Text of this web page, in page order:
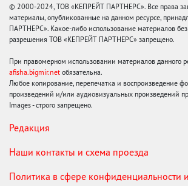
© 2000-2024, ТОВ «КЕПРЕЙТ ПАРТНЕРС». Все права
материалы, опубликованные на данном ресурсе,
ПАРТНЕРС». Какое-либо использование материалов
разрешения ТОВ «КЕПРЕЙТ ПАРТНЕРС» запрещено.
При правомерном использовании материалов данного
afisha.bigmir.net обязательна.
Любое копирование, перепечатка и воспроизведение
произведений и/или аудиовизуальных произведений
Images - строго запрещено.
Редакция
Наши контакты и схема проезда
Политика в сфере конфиденциальности